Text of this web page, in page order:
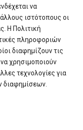
να
ιστότοπους οι
Η Πολιτική
πληροφοριών
διαφημίζουν τις
χρησιμοποιούν
τεχνολογίες για
διαφημίσεων.